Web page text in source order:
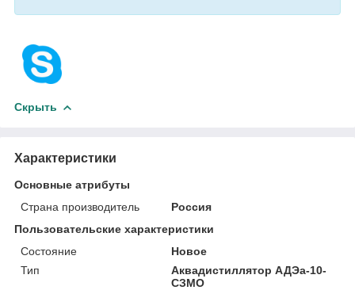
Скрыть
Характеристики
Основные атрибуты
Страна производитель
Россия
Пользовательские характеристики
Состояние
Новое
Тип
Аквадистиллятор АДЭа-10-
СЗМО